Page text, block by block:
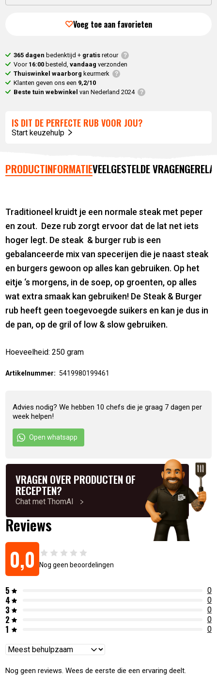
Voeg toe aan favorieten
365 dagen bedenktijd + gratisretour
Voor 16:00 besteld,vandaag verzonden
Thuiswinkel waarborg keurmerk
Klanten geven ons een 9,2/10
Beste tuin webwinkel van Nederland 2024
IS DIT DE PERFECTE RUB VOOR JOU?
Start keuzehulp
PRODUCTINFORMATIEVEELGESTELDE VRAGEN
Traditioneel kruidt je een normale steak met peper
en zout. Deze rub zorgt ervoor dat de lat net iets
hoger legt. De steak & burger rub is een
gebalanceerde mix van specerijen die je naast steak
en burgers gewoon op alles kan gebruiken. Op het
eitje ‘s morgens, in de soep, op groenten, op alles
wat extra smaak kan gebruiken! De Steak & Burger
rub heeft geen toegevoegde suikers en kan je dus in
de pan, op de gril of low & slow gebruiken.
Hoeveelheid: 250 gram
Artikelnummer: 5419980199461
Advies nodig? We hebben 10 chefs die je graag 7 dagen per
week helpen!
Open whatsapp
VRAGEN OVER PRODUCTEN OF
RECEPTEN?
Chat met ThomAI
Reviews
0,0 Nog geen beoordelingen
5 0
4 0
3 0
2 0
1 0
Reviews
Nog geen reviews. Wees de eerste die een ervaring deelt.